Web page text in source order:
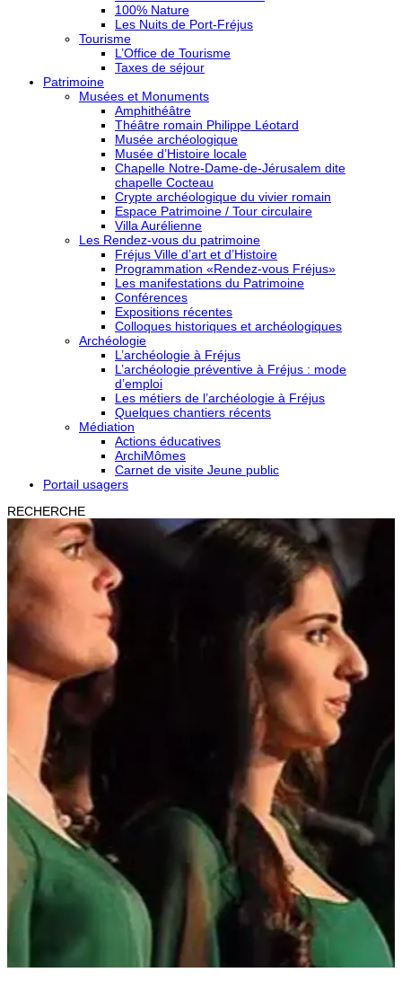
100% Nature
Les Nuits de Port-Fréjus
Tourisme
L’Office de Tourisme
Taxes de séjour
Patrimoine
Musées et Monuments
Amphithéâtre
Théâtre romain Philippe Léotard
Musée archéologique
Musée d’Histoire locale
Chapelle Notre-Dame-de-Jérusalem dite
chapelle Cocteau
Crypte archéologique du vivier romain
Espace Patrimoine / Tour circulaire
Villa Aurélienne
Les Rendez-vous du patrimoine
Fréjus Ville d’art et d’Histoire
Programmation «Rendez-vous Fréjus»
Les manifestations du Patrimoine
Conférences
Expositions récentes
Colloques historiques et archéologiques
Archéologie
L’archéologie à Fréjus
L’archéologie préventive à Fréjus : mode
d’emploi
Les métiers de l’archéologie à Fréjus
Quelques chantiers récents
Médiation
Actions éducatives
ArchiMômes
Carnet de visite Jeune public
Portail usagers
RECHERCHE